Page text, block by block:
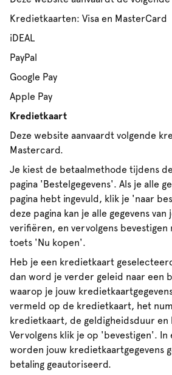
Kredietkaarten: Visa en MasterCard
iDEAL
PayPal
Google Pay
Apple Pay
Kredietkaart
Deze website aanvaardt volgende
Mastercard.
Je kiest de betaalmethode tijdens
pagina 'Bestelgegevens'. Als je alle
pagina hebt ingevuld, klik je 'naar
deze pagina kan je alle gegevens
verifiëren, en vervolgens
toets 'Nu kopen'.
Heb je een kredietkaart
dan word je verder geleid naar een
waarop je jouw
vermeld op de kredietkaart, het
kredietkaart, de geldigheidsduur en
Vervolgens klik je op 'bevestigen'. In
worden jouw kredietkaartgegevens
betaling geautoriseerd.